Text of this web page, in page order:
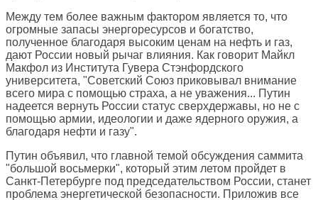
Между тем более важным фактором является то, что
огромные запасы энергоресурсов и богатство,
полученное благодаря высоким ценам на нефть и газ,
дают России новый рычаг влияния. Как говорит Майкл
Макфол из Института Гувера Стэнфордского
университета, "Советский Союз приковывал внимание
всего мира с помощью страха, а не уважения... Путин
надеется вернуть России статус сверхдержавы, но не с
помощью армии, идеологии и даже ядерного оружия, а
благодаря нефти и газу".
Путин объявил, что главной темой обсуждения саммита
"большой восьмерки", который этим летом пройдет в
Санкт-Петербурге под председательством России, станет
проблема энергетической безопасности. Приложив все